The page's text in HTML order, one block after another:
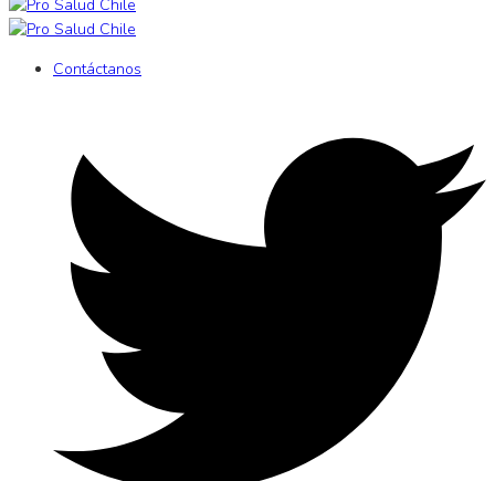
Contáctanos